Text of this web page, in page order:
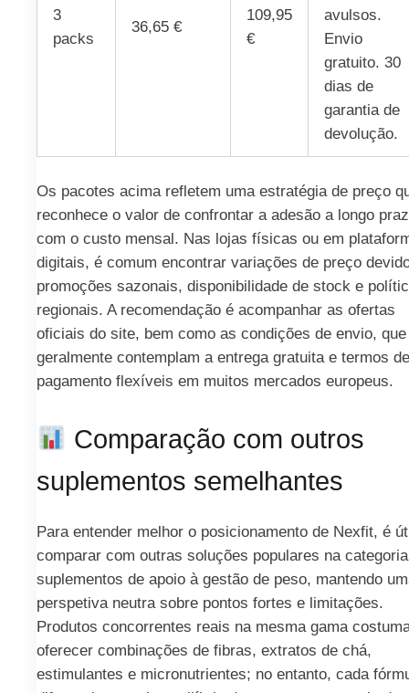
3
packs
36,65 €
109,95
€
avulsos.
Envio
gratuito. 30
dias de
garantia de
devolução.
Os pacotes acima refletem uma estratégia de preço
reconhece o valor de confrontar a adesão a longo
com o custo mensal. Nas lojas físicas ou em
digitais, é comum encontrar variações de preço
promoções sazonais, disponibilidade de stock e
regionais. A recomendação é acompanhar as ofertas
oficiais do site, bem como as condições de envio, que
geralmente contemplam a entrega gratuita e termos de
pagamento flexíveis em muitos mercados europeus.
Comparação com outros
suplementos semelhantes
Para entender melhor o posicionamento de Nexfit, é
comparar com outras soluções populares na
suplementos de apoio à gestão de peso, mantendo
perspetiva neutra sobre pontos fortes e limitações.
Produtos concorrentes reais na mesma gama
oferecer combinações de fibras, extratos de chá,
estimulantes e micronutrientes; no entanto, cada